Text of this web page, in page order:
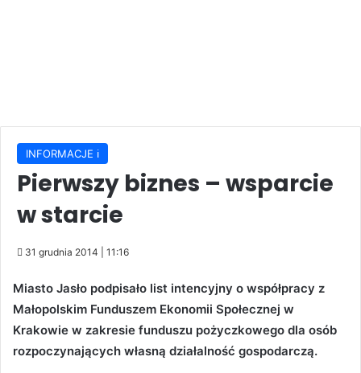
INFORMACJE ℹ️
Pierwszy biznes – wsparcie
w starcie
31 grudnia 2014 | 11:16
Miasto Jasło podpisało list intencyjny o współpracy z
Małopolskim Funduszem Ekonomii Społecznej w
Krakowie w zakresie funduszu pożyczkowego dla osób
rozpoczynających własną działalność gospodarczą.